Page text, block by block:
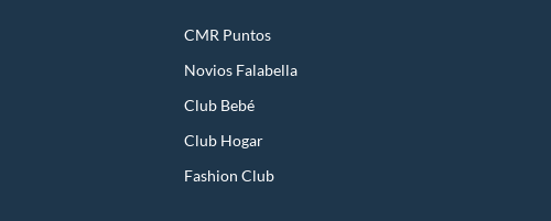
CMR Puntos
Novios Falabella
Club Bebé
Club Hogar
Fashion Club